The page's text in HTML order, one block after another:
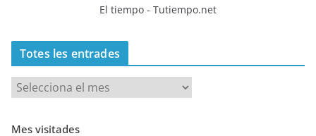
El tiempo - Tutiempo.net
Totes les entrades
o
Mes visitades